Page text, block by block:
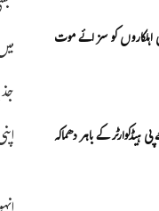
کے باہر دھماکہ